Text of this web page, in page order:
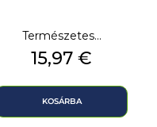
Természetes...
Ár
15,97 €
KOSÁRBA